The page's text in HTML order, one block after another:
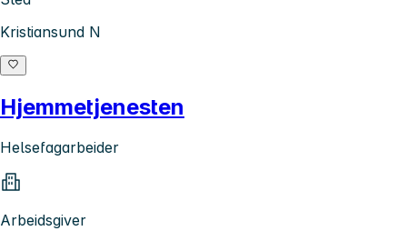
Kristiansund N
Hjemmetjenesten
Helsefagarbeider
Arbeidsgiver